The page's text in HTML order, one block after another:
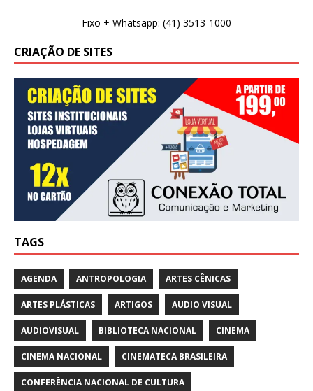
Fixo + Whatsapp: (41) 3513-1000
CRIAÇÃO DE SITES
TAGS
AGENDA ANTROPOLOGIA ARTES CÊNICAS
ARTES PLÁSTICAS ARTIGOS AUDIO VISUAL
AUDIOVISUAL BIBLIOTECA NACIONAL CINEMA
CINEMA NACIONAL CINEMATECA BRASILEIRA
CONFERÊNCIA NACIONAL DE CULTURA